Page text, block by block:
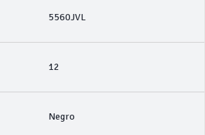
5560JVL
12
Negro